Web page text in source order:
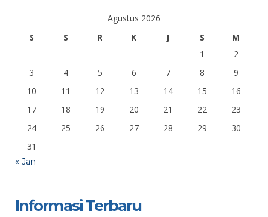
Agustus 2026
S
S R K J S
M
1
2
3
4 5 6 7 8
9
10
11 12 13 14 15
16
17
18 19 20 21 22
23
24
25 26 27 28 29
30
31
« Jan
Informasi Terbaru